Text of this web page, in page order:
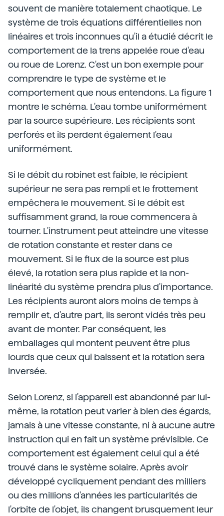
souvent de manière totalement chaotique. Le
système de trois équations différentielles non
linéaires et trois inconnues qu'il a étudié décrit le
comportement de la trens appelée roue d'eau
ou roue de Lorenz. C'est un bon exemple pour
comprendre le type de système et le
comportement que nous entendons. La figure 1
montre le schéma. L'eau tombe uniformément
par la source supérieure. Les récipients sont
perforés et ils perdent également l'eau
uniformément.
Si le débit du robinet est faible, le récipient
supérieur ne sera pas rempli et le frottement
empêchera le mouvement. Si le débit est
suffisamment grand, la roue commencera à
tourner. L'instrument peut atteindre une vitesse
de rotation constante et rester dans ce
mouvement. Si le flux de la source est plus
élevé, la rotation sera plus rapide et la non-
linéarité du système prendra plus d'importance.
Les récipients auront alors moins de temps à
remplir et, d'autre part, ils seront vidés très peu
avant de monter. Par conséquent, les
emballages qui montent peuvent être plus
lourds que ceux qui baissent et la rotation sera
inversée.
Selon Lorenz, si l'appareil est abandonné par lui-
même, la rotation peut varier à bien des égards,
jamais à une vitesse constante, ni à aucune autre
instruction qui en fait un système prévisible. Ce
comportement est également celui qui a été
trouvé dans le système solaire. Après avoir
développé cycliquement pendant des milliers
ou des millions d'années les particularités de
l'orbite de l'objet, ils changent brusquement leur